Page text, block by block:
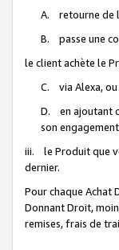
A. retourne de
B. passe une
le client achète le
C. via Alexa, ou
D. en ajoutant
son
iii. le Produit que
dernier.
Pour chaque Achat
Donnant Droit,
remises, frais de